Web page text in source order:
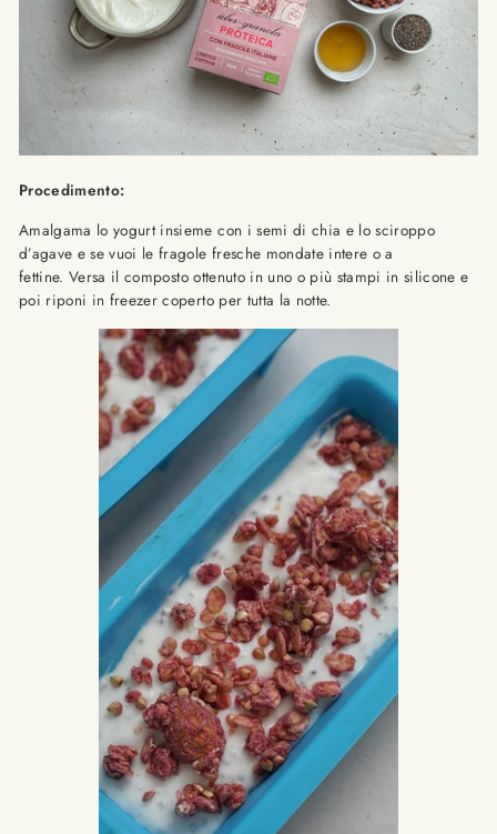
Procedimento:
Amalgama lo yogurt insieme con i semi di chia e losciroppo
d’agave e se vuoi le fragole fresche mondate intere o a
fettine.Versa il composto ottenuto in uno o più stampi in silicone e
poi riponi in freezer coperto per tutta la notte.